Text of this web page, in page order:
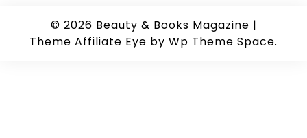
© 2026 Beauty & Books Magazine |
Theme Affiliate Eye by Wp Theme Space.